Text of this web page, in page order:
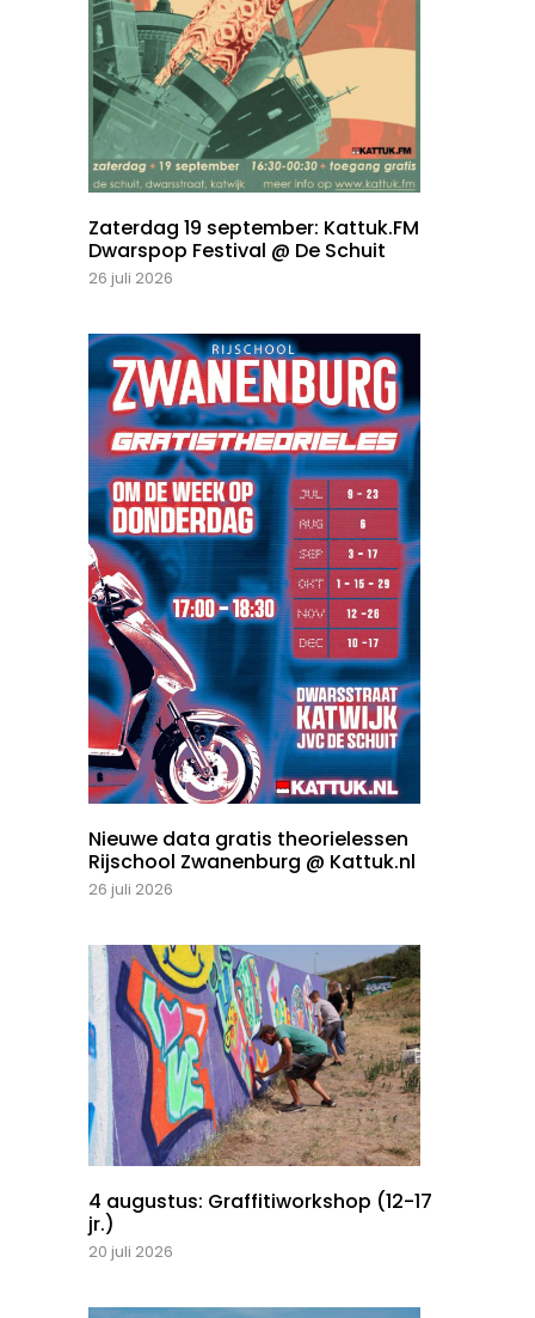
Zaterdag 19 september: Kattuk.FM
Dwarspop Festival @ De Schuit
26 juli 2026
Nieuwe data gratis theorielessen
Rijschool Zwanenburg @ Kattuk.nl
26 juli 2026
4 augustus: Graffitiworkshop (12-17
jr.)
20 juli 2026